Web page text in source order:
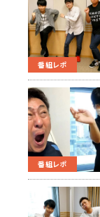
番組レポ
番組レポ